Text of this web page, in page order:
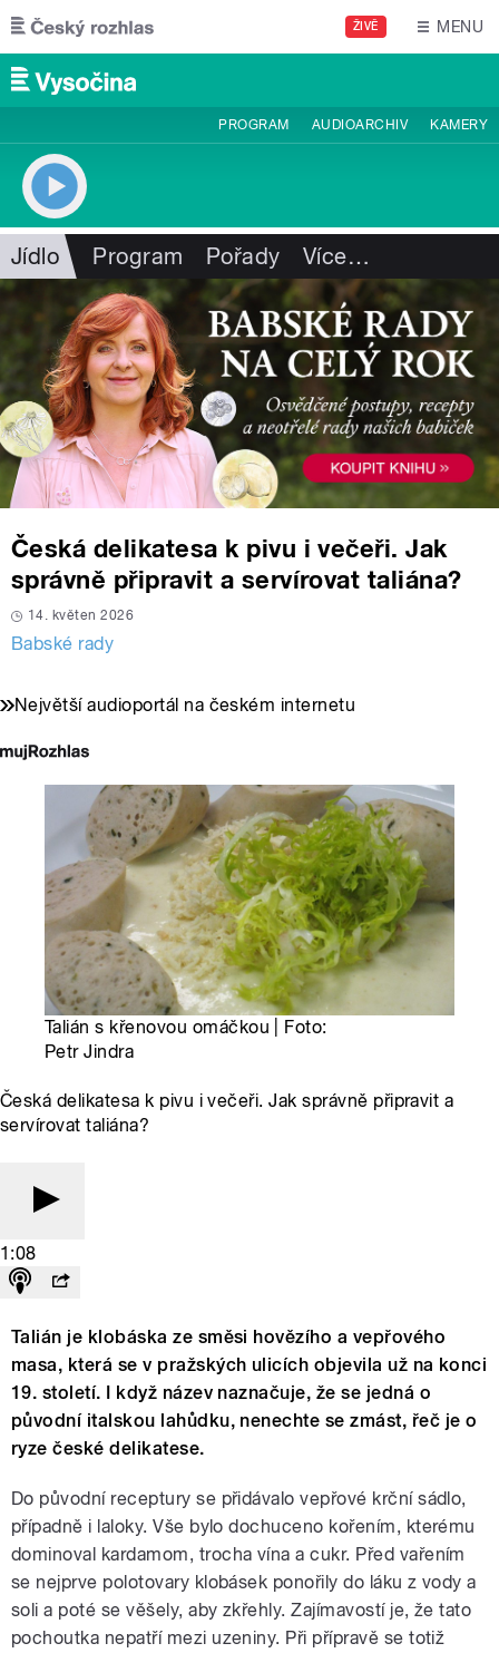
Přejít k hlavnímu obsahu
ŽIVĚ MENU
PROGRAM AUDIOARCHIV KAMERY
Jídlo Program Pořady Více…
Česká delikatesa k pivu i večeři. Jak
správně připravit a servírovat taliána?
14. květen 2026
Babské rady
Největší audioportál na českém internetu
Talián s křenovou omáčkou | Foto:
Petr Jindra
Česká delikatesa k pivu i večeři. Jak správně připravit a
servírovat taliána?
1:08
Talián je klobáska ze směsi hovězího a vepřového
masa, která se v pražských ulicích objevila už na konci
19. století. I když název naznačuje, že se jedná o
původní italskou lahůdku, nenechte se zmást, řeč je o
ryze české delikatese.
Do původní receptury se přidávalo vepřové krční sádlo,
případně i laloky. Vše bylo dochuceno kořením, kterému
dominoval kardamom, trocha vína a cukr. Před vařením
se nejprve polotovary klobásek ponořily do láku z vody a
soli a poté se věšely, aby zkřehly. Zajímavostí je, že tato
pochoutka nepatří mezi uzeniny. Při přípravě se totiž